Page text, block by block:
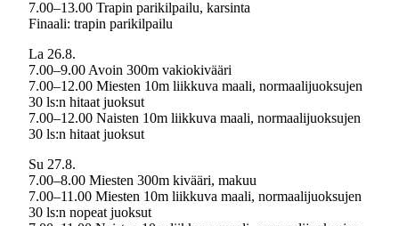
7.00–13.00 Trapin parikilpailu, karsinta
Finaali: trapin parikilpailu
La 26.8.
7.00–9.00 Avoin 300m vakiokivääri
7.00–12.00 Miesten 10m liikkuva maali, normaalijuoksujen
30 ls:n hitaat juoksut
7.00–12.00 Naisten 10m liikkuva maali, normaalijuoksujen
30 ls:n hitaat juoksut
Su 27.8.
7.00–8.00 Miesten 300m kivääri, makuu
7.00–11.00 Miesten 10m liikkuva maali, normaalijuoksujen
30 ls:n nopeat juoksut